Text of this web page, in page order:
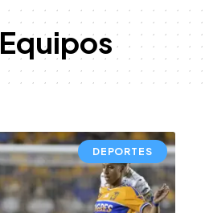
Equipos
DEPORTES